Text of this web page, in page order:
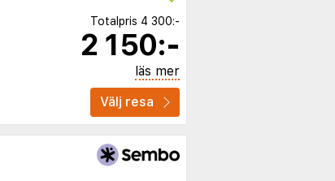
Totalpris 4 300:-
2 150:-
läs mer
Välj resa